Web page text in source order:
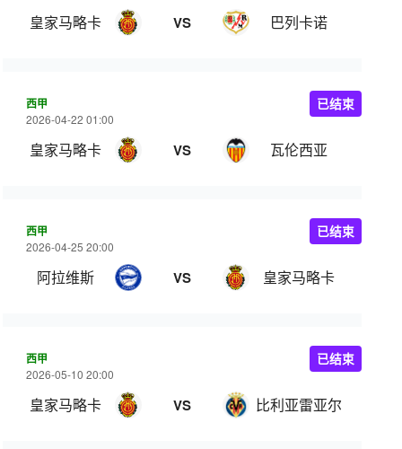
皇家马略卡 VS 巴列卡诺
西甲
2026-04-22 01:00
皇家马略卡 VS 瓦伦西亚
已结束
西甲
2026-04-25 20:00
阿拉维斯 VS 皇家马略卡
已结束
西甲
2026-05-10 20:00
皇家马略卡 VS 比利亚雷亚尔
已结束